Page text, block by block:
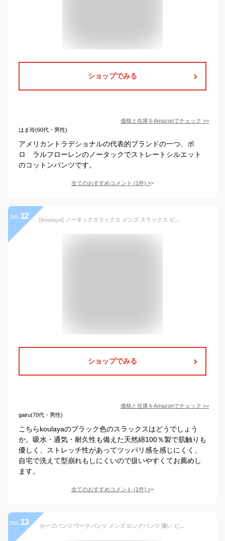
ショップでみる
価格と在庫をAmazonでチェック >>
はま玲(60代・男性)
アメリカントラデショナルの代表的ブランドの一つ、ポ
ロ ラルフローレンのノータックでストレートシルエット
のコットンパンツです。
全てのおすすめコメント (1件) >
no. 12 [koulaya] ノータックスラックス メンズ スラックス ビジネス スーツパンツ 通勤 ロングパンツ フォーマル 定番 仕事着 就職スーツ スリム 美脚 光滑 洗える 防シワ ウォッシャブル 大きいサイズ 春 夏 秋 冬
ショップでみる
価格と在庫をAmazonでチェック >>
gairu(70代・男性)
こちらkoulayaのブラック色のスラックスはどうでしょう
か。吸水・通気・耐久性も備えた天然綿100％製で肌触りも
優しく、ストレッチ性があってツッパリ感を感じにくく、
自宅で洗えて型崩れもしにくいので扱いやすくてお薦めし
ます。
全てのおすすめコメント (1件) >
no. 13 カーゴパンツ ワークパンツ メンズ ロングパンツ 薄い ビジネス 太め スポーツ カジュアル リラックス 通気性 吸水速乾 綿100 無地 ファスナー スポーツパンツ ストレート 春秋 作業 お出かけ 登山 大きいサイズ